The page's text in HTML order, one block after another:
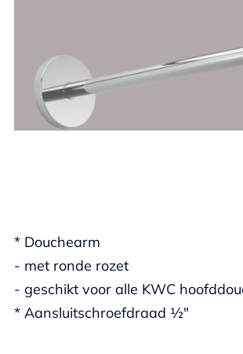
* Douchearm
- met ronde rozet
- geschikt voor alle KWC
* Aansluitschroefdraad ½"